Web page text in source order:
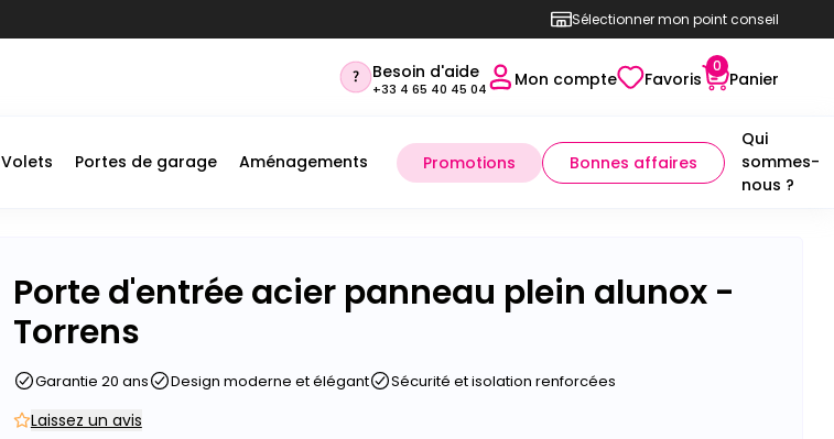
Sélectionner mon point conseil
Besoin d'aide
+33 4 65 40 45 04 Mon compte Favoris
0
Panier
Volets Portes de garage Aménagements Promotions Bonnes affaires
Qui
sommes-
nous ?
Porte d'entrée acier panneau plein alunox -
Torrens
Garantie 20 ans Design moderne et élégant Sécurité et isolation renforcées
Laissez un avis